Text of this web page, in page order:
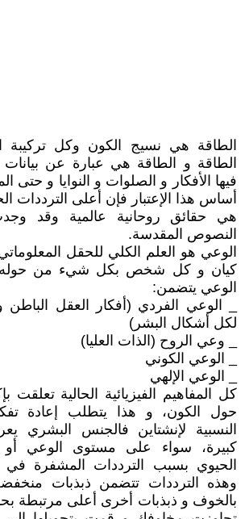
الطاقة هي نسيج الكون وكل تركيبة
الطاقة و الطاقة هي عبارة عن
فيها الأفكار و الصلوات و النوايا و حتى
أساس هذا الإعتبار فإن أعلى الترددات
هي حقائق روحانية عالمية وقد
النصوص المقدسة.
الوعي هو العلم الكلي للحقل
كيان و كل شخص بكل شيء من
الوعي يتضمن:
_ الوعي الفردي (أفكار العقل الباطن
لكل أشكال البشر)
_ وعي الروح (الذات العليا)
_ الوعي الكوني
_ الوعي الإلهي
كل المفاهيم الفيزيائية الحالية تعلقت
حول الكون، و هذا يتطلب إعادة
النسبية لإنشتاين فالجنس البشري
كبيرة، سواء على مستوى الوعي
الحيوي بسبب الترددات المشفرة
وهذه الترددات تتضمن ذبذبات
بالخوف و ذبذبات أخرى أعلى مرتبطة